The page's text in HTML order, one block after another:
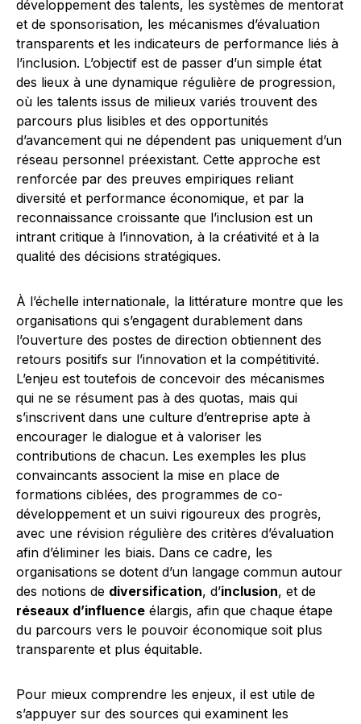
développement des talents, les systèmes de mentorat
et de sponsorisation, les mécanismes d’évaluation
transparents et les indicateurs de performance liés à
l’inclusion. L’objectif est de passer d’un simple état
des lieux à une dynamique régulière de progression,
où les talents issus de milieux variés trouvent des
parcours plus lisibles et des opportunités
d’avancement qui ne dépendent pas uniquement d’un
réseau personnel préexistant. Cette approche est
renforcée par des preuves empiriques reliant
diversité et performance économique, et par la
reconnaissance croissante que l’inclusion est un
intrant critique à l’innovation, à la créativité et à la
qualité des décisions stratégiques.
À l’échelle internationale, la littérature montre que les
organisations qui s’engagent durablement dans
l’ouverture des postes de direction obtiennent des
retours positifs sur l’innovation et la compétitivité.
L’enjeu est toutefois de concevoir des mécanismes
qui ne se résument pas à des quotas, mais qui
s’inscrivent dans une culture d’entreprise apte à
encourager le dialogue et à valoriser les
contributions de chacun. Les exemples les plus
convaincants associent la mise en place de
formations ciblées, des programmes de co-
développement et un suivi rigoureux des progrès,
avec une révision régulière des critères d’évaluation
afin d’éliminer les biais. Dans ce cadre, les
organisations se dotent d’un langage commun autour
des notions de diversification, d’inclusion, et de
réseaux d’influence élargis, afin que chaque étape
du parcours vers le pouvoir économique soit plus
transparente et plus équitable.
Pour mieux comprendre les enjeux, il est utile de
s’appuyer sur des sources qui examinent les